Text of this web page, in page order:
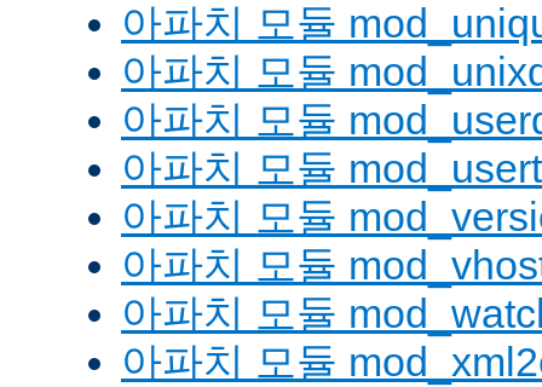
아파치 모듈
아파치 모듈
아파치 모듈
아파치 모듈
아파치 모듈
아파치 모듈
아파치 모듈
아파치 모듈